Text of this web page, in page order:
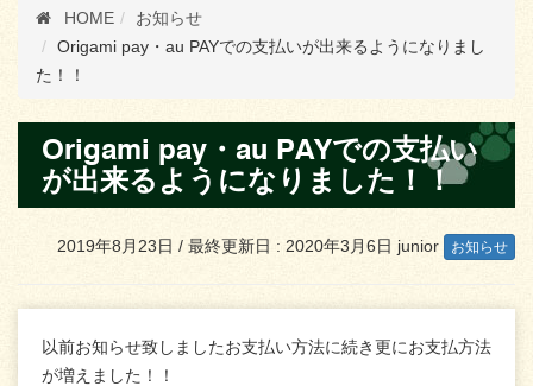
HOME
お知らせ
Origami pay・au PAYでの支払いが出来るようになりまし
た！！
Origami pay・au PAYでの支払い
が出来るようになりました！！
2019年8月23日 / 最終更新日 : 2020年3月6日 junior お知らせ
以前お知らせ致しましたお支払い方法に続き更にお支払方法
が増えました！！